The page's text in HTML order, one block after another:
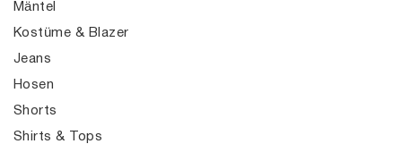
Mäntel
Kostüme & Blazer
Jeans
Hosen
Shorts
Shirts & Tops